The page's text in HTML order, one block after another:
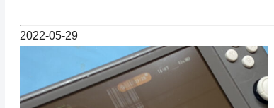
2022-05-29